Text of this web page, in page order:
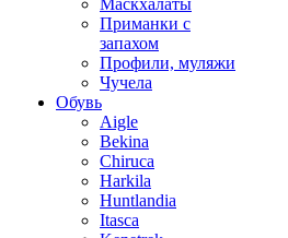
Маскхалаты
Приманки с
запахом
Профили, муляжи
Чучела
Обувь
Aigle
Bekina
Chiruсa
Harkila
Huntlandia
Itasca